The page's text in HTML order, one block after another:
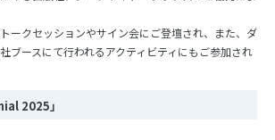
ークセッションやサイン会にご登壇され、また、ダ
ブースにて行われるアクティビティにもご参加され
2025」